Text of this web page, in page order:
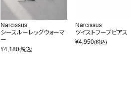
Narcissus
シースルーレッグウォーマ
ー
¥4,180(税込)
Narcissus
ツイストフープピアス
¥4,950(税込)